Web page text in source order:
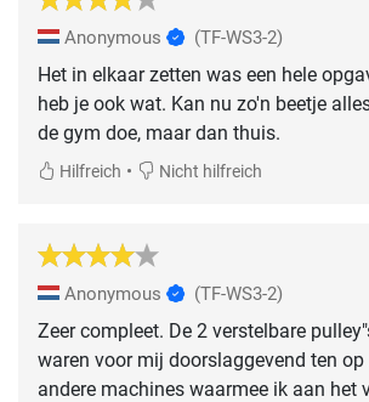
Anonymous (TF-WS3-2)
Het in elkaar zetten was een hele
heb je ook wat. Kan nu zo'n beetje
de gym doe, maar dan thuis.
Hilfreich • Nicht hilfreich
Anonymous (TF-WS3-2)
Zeer compleet. De 2 verstelbare
waren voor mij doorslaggevend ten
andere machines waarmee ik aan het